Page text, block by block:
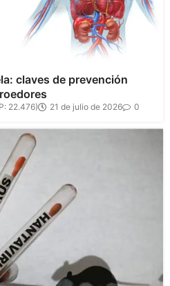
claves de prevención
22.476) 21 de julio de 2026 0